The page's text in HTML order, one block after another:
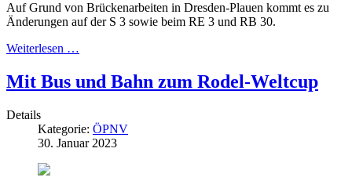
Auf Grund von Brückenarbeiten in Dresden-Plauen kommt es zu
Änderungen auf der S 3 sowie beim RE 3 und RB 30.
Weiterlesen …
Mit Bus und Bahn zum Rodel-Weltcup
Details
Kategorie: ÖPNV
30. Januar 2023